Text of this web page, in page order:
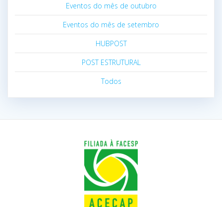
Eventos do mês de outubro
Eventos do mês de setembro
HUBPOST
POST ESTRUTURAL
Todos